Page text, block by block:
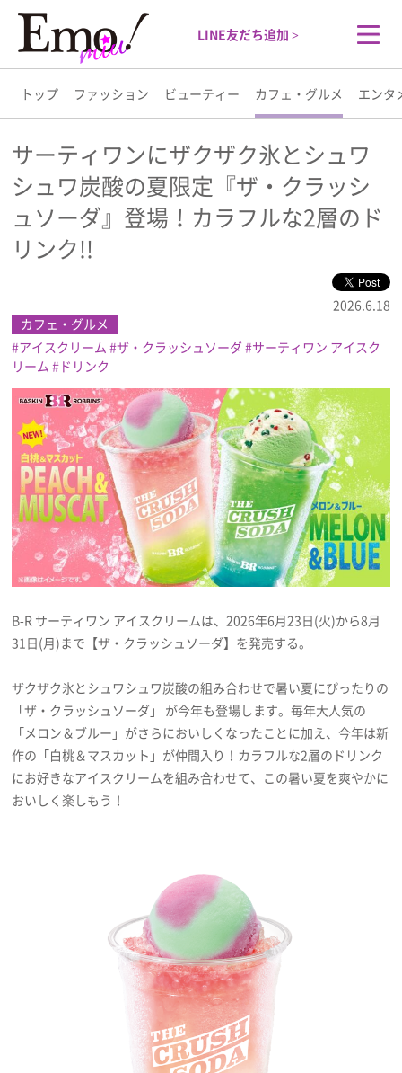
LINE友だち追加 >
トップ ファッション ビューティー カフェ・グルメ エンタ
トップ
ファッション
ビューティー
エンタメ
ライフスタイル
プレゼント
インタビュー
フィルム
Emoメン
ランキング
Emo!miuとは？
免責事項
サーティワンにザクザク氷とシュワ
シュワ炭酸の夏限定『ザ・クラッシ
ュソーダ』登場！カラフルな2層のド
リンク!!
2026.6.18
カフェ・グルメ
アイスクリーム
ザ・クラッシュソーダ
サーティワン アイスク
リーム
ドリンク
B‐R サーティワン アイスクリームは、2026年6月23日(火)から8月
31日(月)まで【ザ・クラッシュソーダ】を発売する。
ザクザク氷とシュワシュワ炭酸の組み合わせで暑い夏にぴったりの
「ザ・クラッシュソーダ」 が今年も登場します。毎年大人気の
「メロン＆ブルー」がさらにおいしくなったことに加え、今年は新
作の「白桃＆マスカット」が仲間入り！カラフルな2層のドリンク
にお好きなアイスクリームを組み合わせて、この暑い夏を爽やかに
おいしく楽しもう！